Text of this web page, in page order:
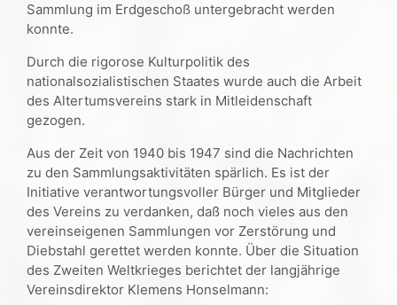
Sammlung im Erdgeschoß untergebracht werden
konnte.
Durch die rigorose Kulturpolitik des
nationalsozialistischen Staates wurde auch die Arbeit
des Altertumsvereins stark in Mitleidenschaft
gezogen.
Aus der Zeit von 1940 bis 1947 sind die Nachrichten
zu den Sammlungsaktivitäten spärlich. Es ist der
Initiative verantwortungsvoller Bürger und Mitglieder
des Vereins zu verdanken, daß noch vieles aus den
vereinseigenen Sammlungen vor Zerstörung und
Diebstahl gerettet werden konnte. Über die Situation
des Zweiten Weltkrieges berichtet der langjährige
Vereinsdirektor Klemens Honselmann: